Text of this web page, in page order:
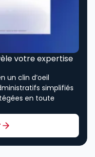
votre expertise
un clin d’oeil
simplifiés
en toute